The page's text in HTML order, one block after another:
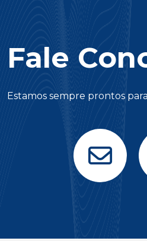
Fale
Estamos sempre prontos